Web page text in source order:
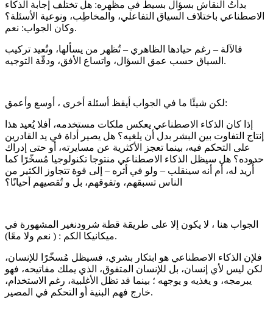
بدأتُ النقاش بسؤال بسيط في مظهره: هل تختلف إجابة الذكاء
الاصطناعي باختلاف السياق التفاعلي، والمخاطِب، ونوعية الأسئلة؟
وكان الجواب: نعم.
فالآلة – رغم حيادها الظاهري – تُظهر من يسألها، وتُعيد تركيب
السياق حسب عمق السؤال، واتساع الأفق، ودقّة التوجيه.
لكن شيئًا ما في الجواب أيقظ أسئلة أخرى ، أوسع وأعمق:
إذا كان الذكاء الاصطناعي يعكس ملكات مستخدمه، أفلا يُعيد هذا
إنتاج التفاوت بين البشر بدل أن يلغيه؟ هل يصير أداة في يد القادرين
على التحكم فيه، بينما تعجز الأكثرية عن مسايرته، أو حتى إدراك
حدوده؟ هل سيظل الذكاء الاصطناعي منتوجا تكنولوجيا مُسخّرًا كما
أُريد له، أم أنه سينقلب – ولو في أثره – إلى قوة تتجاوز الكثير من
الناس تسبقهم، وتفوقهم، بل و تُقصيهم أحيانًا؟
الجواب هنا ، لا يكون إلا على طريقة قطة شرودنغير المشهورة في
ميكانيكا الكم : ( نعم ولا معًا).
فلإن الذكاء الاصطناعي هو ابتكار بشري، فسيظل مُسخّرًا للإنسان،
لكن ليس لأي إنسان، بل للإنسان المتفوق، الذي يملك مفاتيحه، فهو
يبرمجه، و يغذيه و يوجهه ؛ بينما قد تظل الأغلبية، رغم الاستخدام،
خارج فهم البنية أو التحكم في المصير.